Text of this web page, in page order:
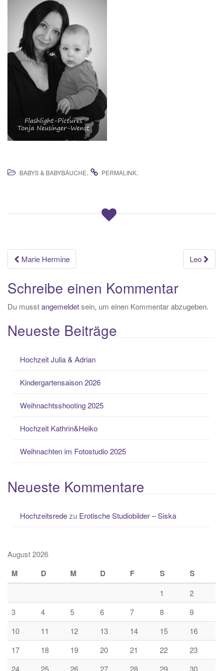
BABYS & BABYBÄUCHE. PERMALINK.
Beitrags-
Navigation
Marie Hermine Leo
Schreibe einen Kommentar
Du musstangemeldetsein, um einen Kommentar abzugeben.
Neueste Beiträge
Hochzeit Julia & Adrian
Kindergartensaison 2026
Weihnachtsshooting 2025
Hochzeit Kathrin&Heiko
Weihnachten im Fotostudio 2025
Neueste Kommentare
Hochzeitsredezu Erotische Studiobilder – Siska
August 2026
M D M D F S S
1
2
3
4 5 6 7 8
9
10
11 12 13 14 15
16
17
18 19 20 21 22
23
24
25 26 27 28 29 30